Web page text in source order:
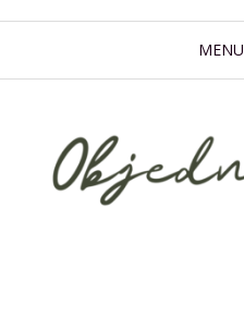
MENU